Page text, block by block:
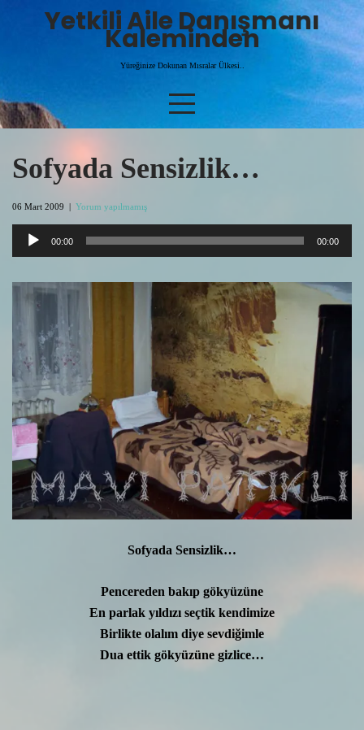
Yetkili Aile Danışmanı
Kaleminden
Yüreğinize Dokunan Mısralar Ülkesi..
Sofyada Sensizlik…
06 Mart 2009 | Yorum yapılmamış
Ses
00:00 00:00
Sofyada Sensizlik…
Pencereden bakıp gökyüzüne
En parlak yıldızı seçtik kendimize
Birlikte olalım diye sevdiğimle
Dua ettik gökyüzüne gizlice…